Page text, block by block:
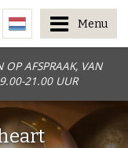
AFSPRAAK, VAN
21.00 UUR
Menu